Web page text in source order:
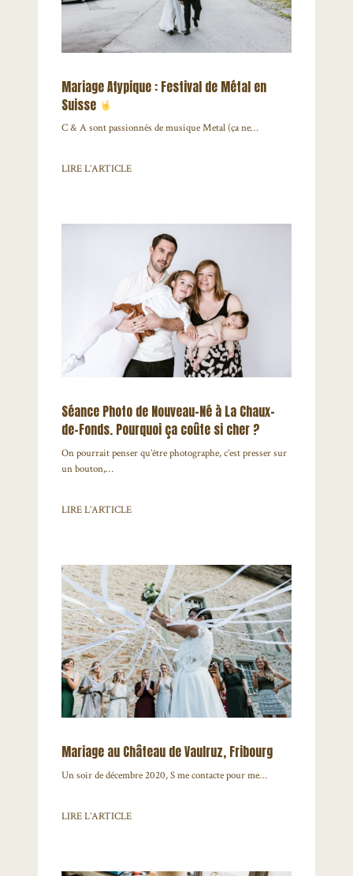
Mariage Atypique : Festival de Métal en
Suisse
C & A sont passionnés de musique Metal (ça ne…
LIRE L’ARTICLE
Séance Photo de Nouveau-Né à La Chaux-
de-Fonds. Pourquoi ça coûte si cher ?
On pourrait penser qu’être photographe, c’est presser sur
un bouton,…
LIRE L’ARTICLE
Mariage au Château de Vaulruz, Fribourg
Un soir de décembre 2020, S me contacte pour me…
LIRE L’ARTICLE